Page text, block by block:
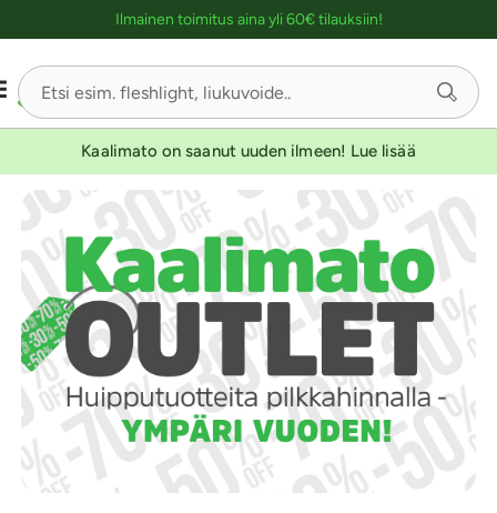
Ilmainen toimitus aina yli 60€ tilauksiin!
Kaalimato on saanut uuden ilmeen! Lue lisää